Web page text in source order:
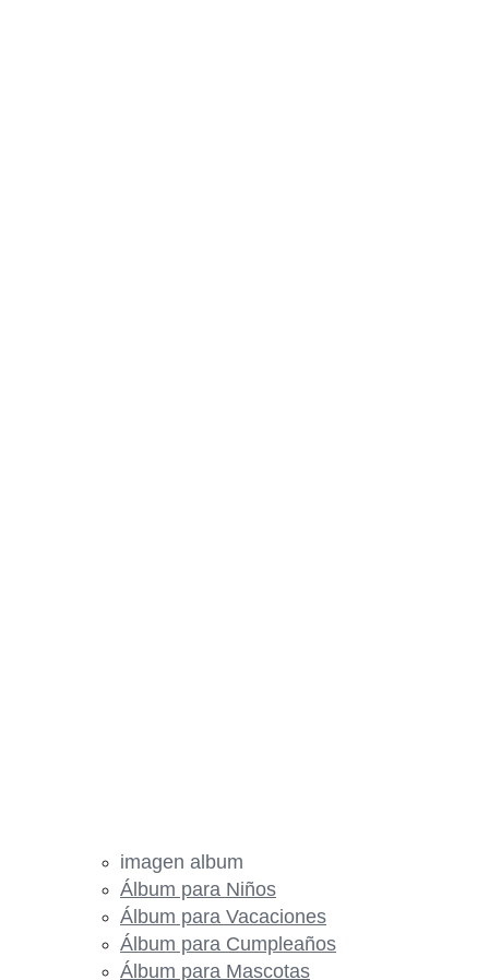
imagen album
Álbum para Niños
Álbum para Vacaciones
Álbum para Cumpleaños
Álbum para Mascotas